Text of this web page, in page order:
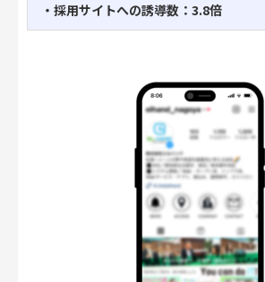
・採用サイトへの誘導数：3.8倍